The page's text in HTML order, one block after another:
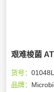
艰难梭菌
货号：01048L
品牌：